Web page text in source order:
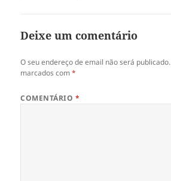
Deixe um comentário
O seu endereço de email não será publicado.
marcados com*
COMENTÁRIO *